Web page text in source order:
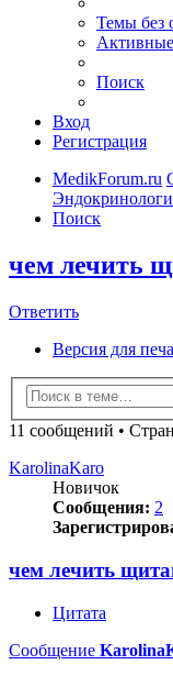
Темы без
Поиск
Вход
Регистрация
MedikForum.ru
Поиск
чем лечить
Ответить
Версия для
11 сообщений •
KarolinaKaro
Новичок
Сообщения: 2
чем лечить
Цитата
Сообщение